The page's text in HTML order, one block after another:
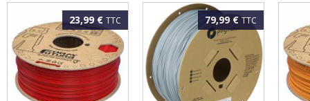
23,99 € TTC 79,99 €TTC